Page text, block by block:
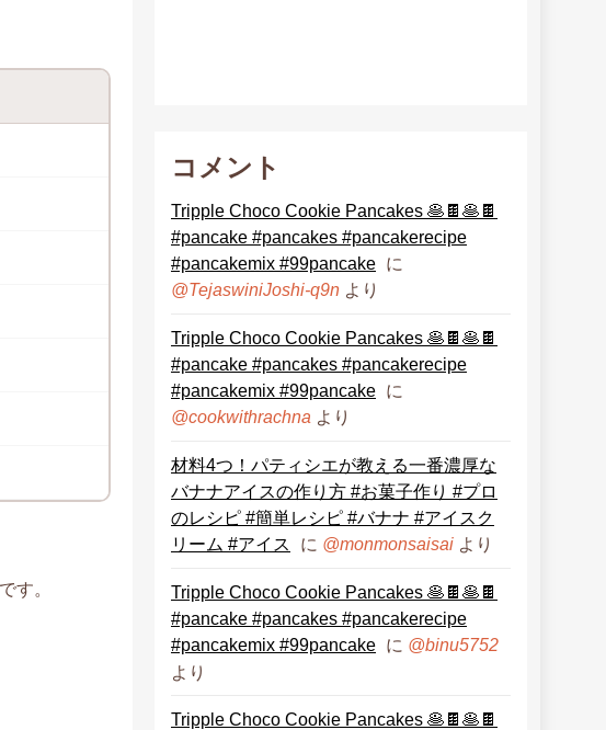
す。
コメント
Tripple Choco Cookie Pancakes 🥞🍫🥞🍫
#pancake #pancakes #pancakerecipe
#pancakemix #99pancake に
@TejaswiniJoshi-q9n より
Tripple Choco Cookie Pancakes 🥞🍫🥞🍫
#pancake #pancakes #pancakerecipe
#pancakemix #99pancake に
@cookwithrachna より
材料4つ！パティシエが教える一番濃厚な
バナナアイスの作り方 #お菓子作り #プロ
のレシピ #簡単レシピ #バナナ #アイスク
リーム #アイス
に @monmonsaisai より
Tripple Choco Cookie Pancakes 🥞🍫🥞🍫
#pancake #pancakes #pancakerecipe
#pancakemix #99pancake に @binu5752
より
Tripple Choco Cookie Pancakes 🥞🍫🥞🍫